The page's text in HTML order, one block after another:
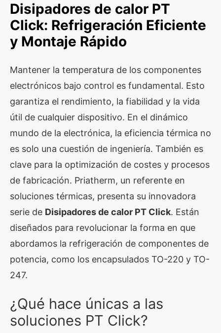
Disipadores de calor PT
Click: Refrigeración Eficiente
y Montaje Rápido
Mantener la temperatura de los componentes
electrónicos bajo control es fundamental. Esto
garantiza el rendimiento, la fiabilidad y la vida
útil de cualquier dispositivo. En el dinámico
mundo de la electrónica, la eficiencia térmica no
es solo una cuestión de ingeniería. También es
clave para la optimización de costes y procesos
de fabricación. Priatherm, un referente en
soluciones térmicas, presenta su innovadora
serie de Disipadores de calor PT Click. Están
diseñados para revolucionar la forma en que
abordamos la refrigeración de componentes de
potencia, como los encapsulados TO-220 y TO-
247.
¿Qué hace únicas a las
soluciones PT Click?